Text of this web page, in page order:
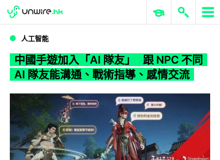
WWDC 2026 ERP 與商業 AI
人工智能
中國手遊加入「AI 隊友」 跟 NPC 不同
AI 隊友能溝通、戰術指導、感情交流